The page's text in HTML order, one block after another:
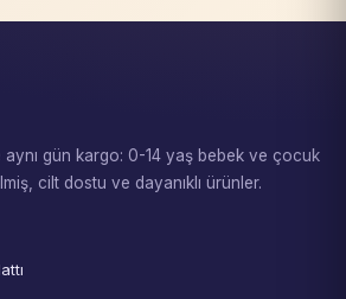
gün kargo: 0-14 yaş bebek ve çocuk
cilt dostu ve dayanıklı ürünler.